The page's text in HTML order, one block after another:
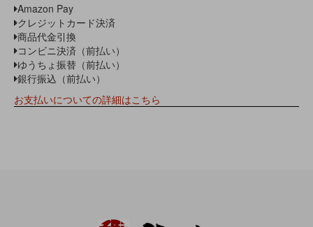
Amazon Pay
クレジットカード決済
商品代金引換
コンビニ決済（前払い）
ゆうちょ振替（前払い）
銀行振込（前払い）
お支払いについての詳細はこちら